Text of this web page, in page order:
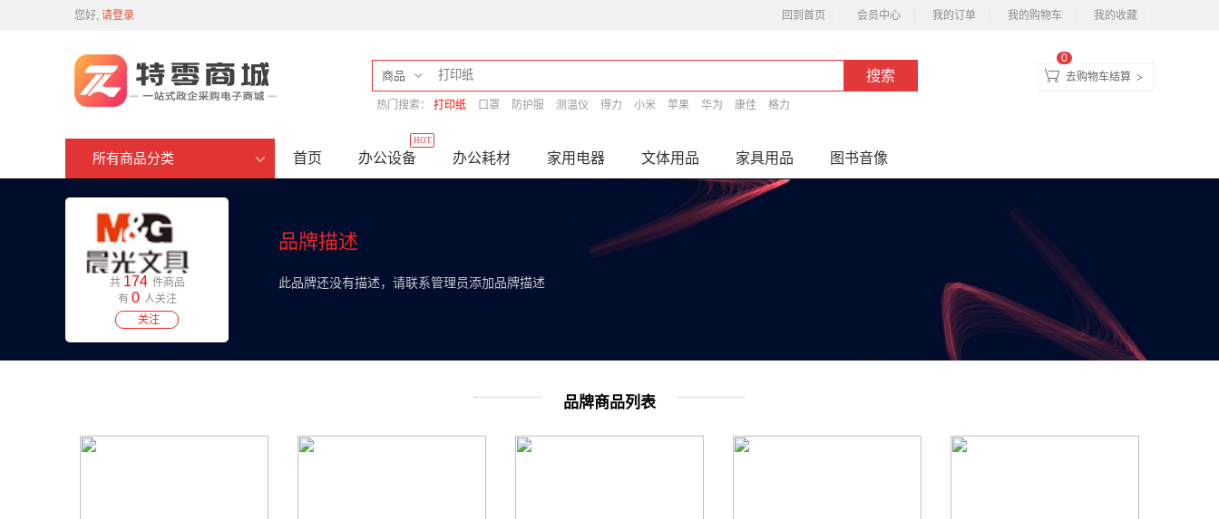
您好, 请登录 回到首页 会员中心 我的订单 我的购物车 我的收藏
商品
热门搜索： 打印纸 口罩 防护服 测温仪 得力 小米 苹果 华为 康佳 格力
去购物车结算 >
0
所有商品分类 首页 办公设备
HOT
办公耗材 家用电器 文体用品 家具用品 图书音像
共 174 件商品
有 0 人关注
关注
品牌描述
此品牌还没有描述，请联系管理员添加品牌描述
品牌商品列表